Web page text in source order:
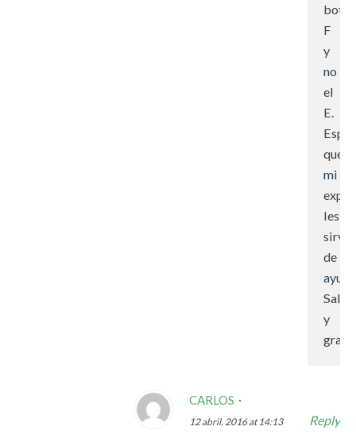
botón
F
y
no
el
E.
que
mi
les
sirva
de
y
CARLOS
12 abril, 2016 at 14:13 Reply